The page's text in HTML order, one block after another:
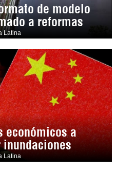
de modelo
a reformas
Latina
económicos a
inundaciones
Latina